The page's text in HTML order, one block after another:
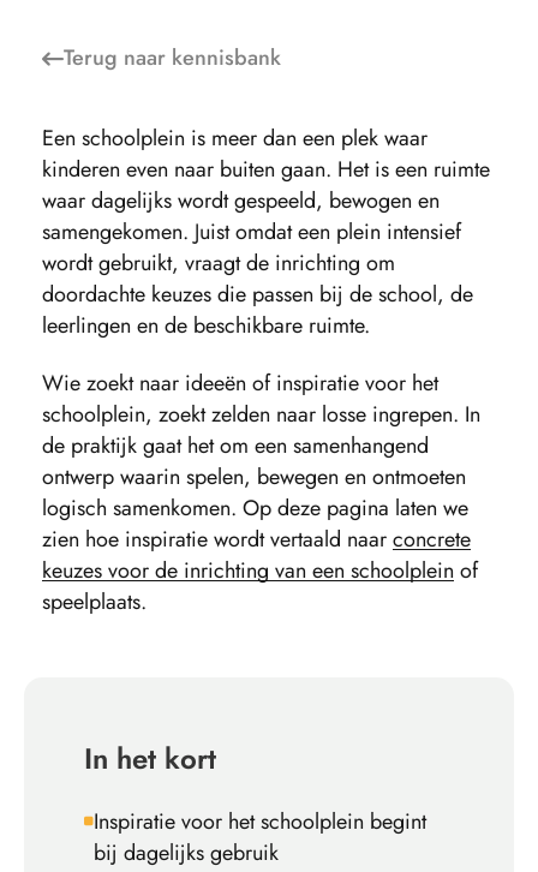
Terug naar kennisbank
Een schoolplein is meer dan een plek waar
kinderen even naar buiten gaan. Het is een ruimte
waar dagelijks wordt gespeeld, bewogen en
samengekomen. Juist omdat een plein intensief
wordt gebruikt, vraagt de inrichting om
doordachte keuzes die passen bij de school, de
leerlingen en de beschikbare ruimte.
Wie zoekt naar ideeën of inspiratie voor het
schoolplein, zoekt zelden naar losse ingrepen. In
de praktijk gaat het om een samenhangend
ontwerp waarin spelen, bewegen en ontmoeten
logisch samenkomen. Op deze pagina laten we
zien hoe inspiratie wordt vertaald naarconcrete
keuzes voor de inrichting van een schoolplein of
speelplaats.
In het kort
Inspiratie voor het schoolplein begint
bij dagelijks gebruik